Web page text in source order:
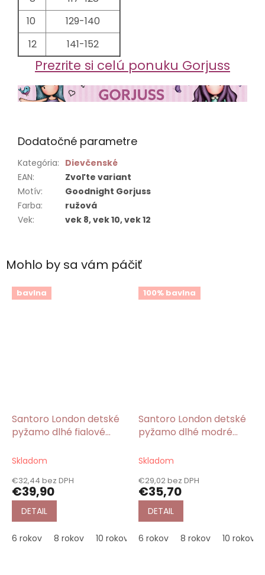
Mohlo by sa vám páčiť
bavlna
Santoro London detské
pyžamo dlhé fialové
Skladom
€32,44 bez DPH
€39,90
DETAIL
6 rokov 8 rokov 10 rokov 12 rokov 14 rokov 16 rokov
100% bavlna
Santoro London detské
pyžamo dlhé modré
Skladom
€29,02 bez DPH
€35,70
DETAIL
6 rokov 8 rokov 10 rokov
10
129-140
12
141-152
Prezrite si celú ponuku Gorjuss
Dodatočné parametre
Kategória: Dievčenské
EAN:
Zvoľte variant
Motív:
Goodnight Gorjuss
Farba:
ružová
Vek: vek 8, vek 10, vek 12